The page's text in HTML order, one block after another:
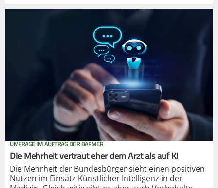
UMFRAGE IM AUFTRAG DER BARMER
Die Mehrheit vertraut eher dem Arzt als auf KI
Die Mehrheit der Bundesbürger sieht einen positiven
Nutzen im Einsatz Künstlicher Intelligenz in der